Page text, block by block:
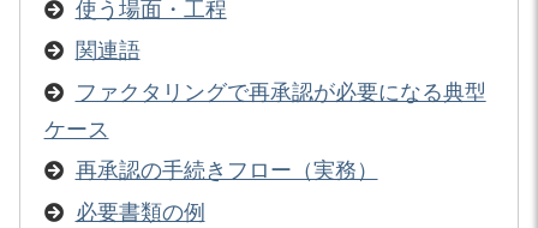
使う場面・工程
関連語
ファクタリングで再承認が必要になる典型
ケース
再承認の手続きフロー（実務）
必要書類の例